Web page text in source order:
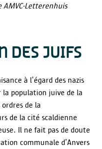
Letterenhuis
DES JUIFS
à l’égard des nazis
population juive de la
de la
de la cité scaldienne
Il ne fait pas de doute
communale d’Anvers